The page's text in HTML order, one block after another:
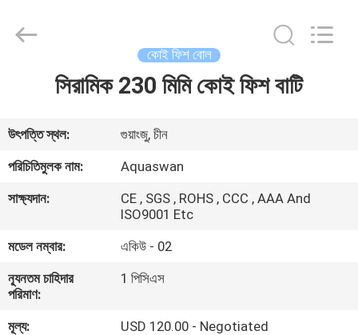
পণ্য
আমাদের
কারখানা
ভ্রমণ
co,.ltd.
কোই ফিশ বোল
সিরামিক 230 মিমি কোই ফিশ বাটি
উৎপত্তি স্থল:
গুয়াংজু, চীন
পরিচিতিমুলক নাম:
Aquaswan
সাক্ষ্যদান:
CE , SGS , ROHS , CCC , AAA And
ISO9001 Etc
মডেল নম্বার:
একিউ - 02
ন্যূনতম চাহিদার
পরিমাণ:
1 পিসিএস
মূল্য:
USD 120.00 - Negotiated